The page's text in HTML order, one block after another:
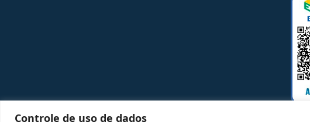
Controle de uso de dados